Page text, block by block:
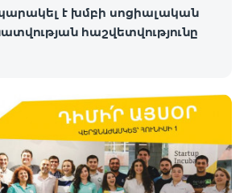
է խմբի սոցիալական
հաշվետվությունը